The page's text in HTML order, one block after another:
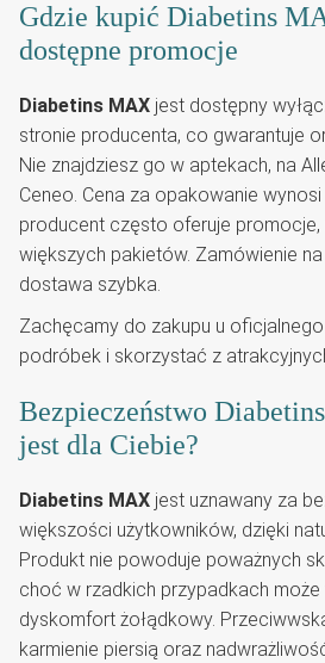
Gdzie kupić Diabetins
dostępne promocje
Diabetins MAX jest dostępny
stronie producenta, co gwarantuje
Nie znajdziesz go w aptekach, na
Ceneo. Cena za opakowanie wynosi
producent często oferuje promocje,
większych pakietów. Zamówienie
dostawa szybka.
Zachęcamy do zakupu u
podróbek i skorzystać z
Bezpieczeństwo
jest dla Ciebie?
Diabetins MAX jest uznawany za
większości użytkowników, dzięki
Produkt nie powoduje poważnych
choć w rzadkich przypadkach
dyskomfort żołądkowy.
karmienie piersią oraz